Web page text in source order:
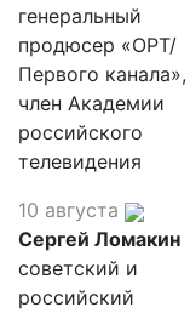
генеральный
продюсер «ОРТ/
Первого канала»,
член Академии
российского
телевидения
10 августа
Сергей Ломакин
советский и
российский